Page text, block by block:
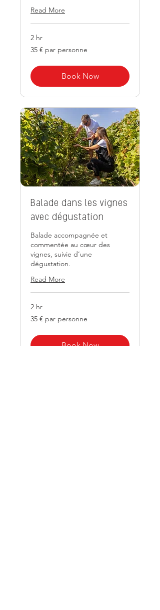
Read More
2 hr
35
€
35 € par personne
Book Now
Balade dans les vignes
avec dégustation
Balade accompagnée et
commentée au cœur des
vignes, suivie d’une
dégustation.
Read More
2 hr
35
€
35 € par personne
Book Now